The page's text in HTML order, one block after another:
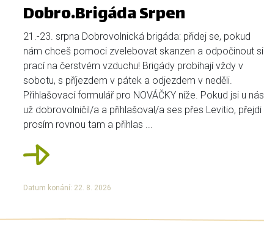
Dobro.Brigáda Srpen
21.-23. srpna Dobrovolnická brigáda: přidej se, pokud
nám chceš pomoci zvelebovat skanzen a odpočinout si
prací na čerstvém vzduchu! Brigády probíhají vždy v
sobotu, s příjezdem v pátek a odjezdem v neděli.
Přihlašovací formulář pro NOVÁČKY níže. Pokud jsi u nás
už dobrovolničil/a a přihlašoval/a ses přes Levitio, přejdi
prosím rovnou tam a přihlas ...
Datum konání: 22. 8. 2026